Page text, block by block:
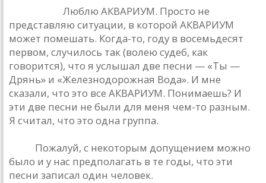
Люблю АКВАРИУМ. Просто не
представляю ситуации, в которой АКВАРИУМ
может помешать. Когда-то, году в восемьдесят
первом, случилось так (волею судеб, как
говорится), что я услышал две песни — «Ты —
Дрянь» и «Железнодорожная Вода». И мне
сказали, что это все АКВАРИУМ. Понимаешь? И
эти две песни не были для меня чем-то разным.
Я считал, что это одна группа.
Пожалуй, с некоторым допущением можно
было и у нас предполагать в те годы, что эти
песни записал один человек.